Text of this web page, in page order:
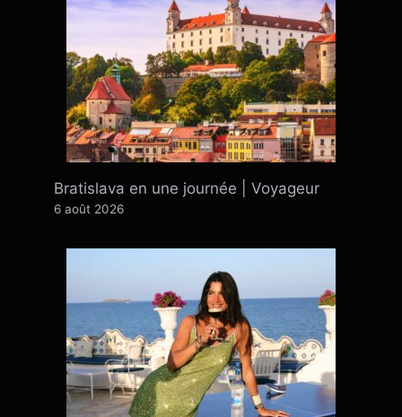
Bratislava en une journée | Voyageur
6 août 2026